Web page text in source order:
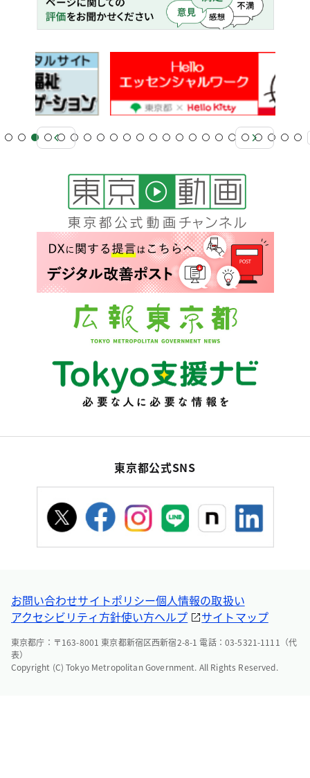
東京都公式SNS
お問い合わせサイトポリシー個人情報の取扱い
アクセシビリティ方針使い方ヘルプ サイトマップ
東京都庁：〒163-8001 東京都新宿区西新宿2-8-1 電話：03-5321-1111（代
表）
Copyright (C) Tokyo Metropolitan Government. All Rights Reserved.